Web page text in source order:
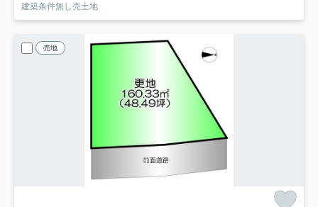
建築条件無し売土地
売地